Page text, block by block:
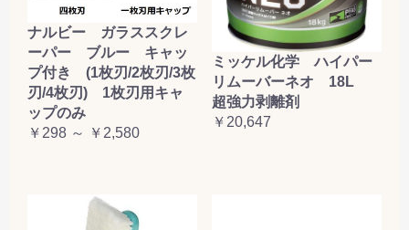
ナルビー ガラススクレ
ーパー ブルー キャッ
プ付き (1枚刃/2枚刃/3枚
刃/4枚刃) 1枚刃用キャ
ップのみ
￥298 ～ ￥2,580
ミッケル化学 ハイパー
リムーバーネオ 18L
超強力剥離剤
￥20,647